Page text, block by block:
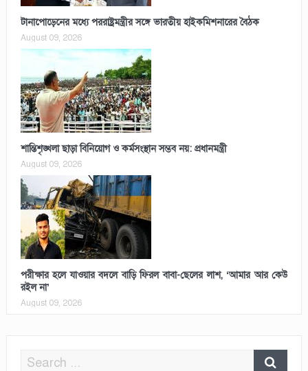
টানাপোড়েনের মধ্যে পররাষ্ট্রমন্ত্রীর সঙ্গে ভারতীয় হাইকমিশনারের বৈঠক
August 09, 2026
শান্তিশৃঙ্খলা ছাড়া বিনিয়োগ ও কর্মসংস্থান সম্ভব নয়: প্রধানমন্ত্রী
August 09, 2026
পরীক্ষার হলে যাওয়ার বদলে বাড়ি ফিরল বাবা-ছেলের লাশ, ‘আমার আর কেউ
রইল না’
August 09, 2026